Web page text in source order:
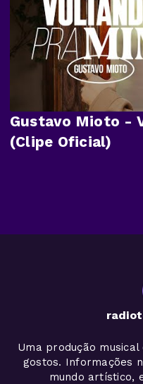
Gustavo Mioto -
(Clipe Oficial)
Uma produção
gostos. Informações
mundo artístico,